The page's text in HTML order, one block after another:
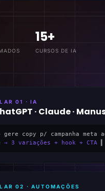
15+
CURSOS DE IA
01 · IA
· Claude ·
gere copy p/ campanha meta
→ 3 variações + hook + CTA
02 · AUTOMAÇÕES